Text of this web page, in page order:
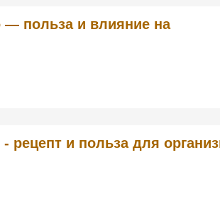
польза и влияние на
рецепт и польза для